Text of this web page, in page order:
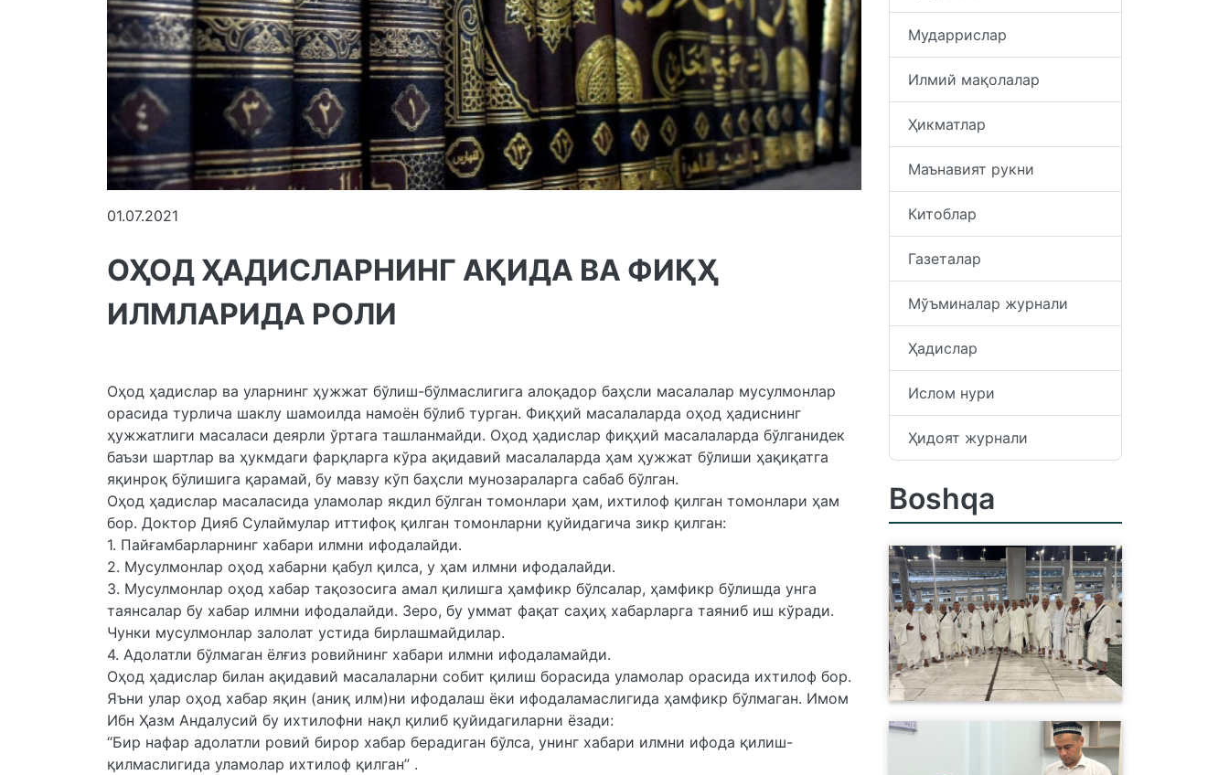
01.07.2021
ОҲОД ҲАДИСЛАРНИНГ АҚИДА ВА ФИҚҲ
ИЛМЛАРИДА РОЛИ
Оҳод ҳадислар ва уларнинг ҳужжат бўлиш-бўлмаслигига алоқадор баҳсли масалалар мусулмонлар
орасида турлича шаклу шамоилда намоён бўлиб турган. Фиқҳий масалаларда оҳод ҳадиснинг
ҳужжатлиги масаласи деярли ўртага ташланмайди. Оҳод ҳадислар фиқҳий масалаларда бўлганидек
баъзи шартлар ва ҳукмдаги фарқларга кўра ақидавий масалаларда ҳам ҳужжат бўлиши ҳақиқатга
яқинроқ бўлишига қарамай, бу мавзу кўп баҳсли мунозараларга сабаб бўлган.
Оҳод ҳадислар масаласида уламолар якдил бўлган томонлари ҳам, ихтилоф қилган томонлари ҳам
бор. Доктор Дияб Сулаймулар иттифоқ қилган томонларни қуйидагича зикр қилган:
1. Пайғамбарларнинг хабари илмни ифодалайди.
2. Мусулмонлар оҳод хабарни қабул қилса, у ҳам илмни ифодалайди.
3. Мусулмонлар оҳод хабар тақозосига амал қилишга ҳамфикр бўлсалар, ҳамфикр бўлишда унга
таянсалар бу хабар илмни ифодалайди. Зеро, бу уммат фақат саҳиҳ хабарларга таяниб иш кўради.
Чунки мусулмонлар залолат устида бирлашмайдилар.
4. Адолатли бўлмаган ёлғиз ровийнинг хабари илмни ифодаламайди.
Оҳод ҳадислар билан ақидавий масалаларни собит қилиш борасида уламолар орасида ихтилоф бор.
Яъни улар оҳод хабар яқин (аниқ илм)ни ифодалаш ёки ифодаламаслигида ҳамфикр бўлмаган. Имом
Ибн Ҳазм Андалусий бу ихтилофни нақл қилиб қуйидагиларни ёзади:
“Бир нафар адолатли ровий бирор хабар берадиган бўлса, унинг хабари илмни ифода қилиш-
қилмаслигида уламолар ихтилоф қилган” .
Мударрислар
Илмий мақолалар
Ҳикматлар
Маънавият рукни
Китоблар
Газеталар
Мўъминалар журнали
Ҳадислар
Ислом нури
Ҳидоят журнали
Boshqa